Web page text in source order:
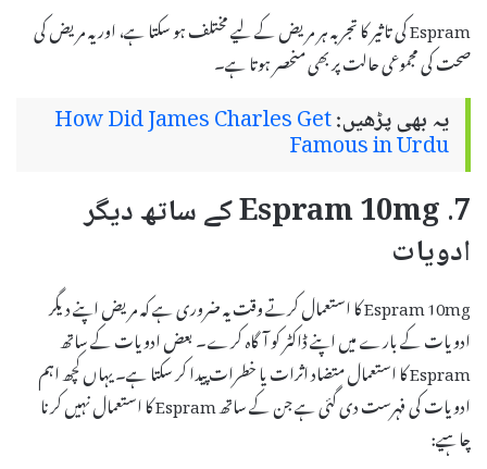
Espram کی تاثیر کا تجربہ ہر مریض کے لیے مختلف ہو سکتا ہے، اور یہ مریض کی
صحت کی مجموعی حالت پر بھی منحصر ہوتا ہے۔
یہ بھی پڑھیں:How Did James Charles Get
Famous in Urdu
7. Espram 10mg کے ساتھ دیگر
ادویات
Espram 10mg کا استعمال کرتے وقت یہ ضروری ہے کہ مریض اپنے دیگر
ادویات کے بارے میں اپنے ڈاکٹر کو آگاہ کرے۔ بعض ادویات کے ساتھ
Espram کا استعمال متضاد اثرات یا خطرات پیدا کر سکتا ہے۔ یہاں کچھ اہم
ادویات کی فہرست دی گئی ہے جن کے ساتھ Espram کا استعمال نہیں کرنا
چاہیے: